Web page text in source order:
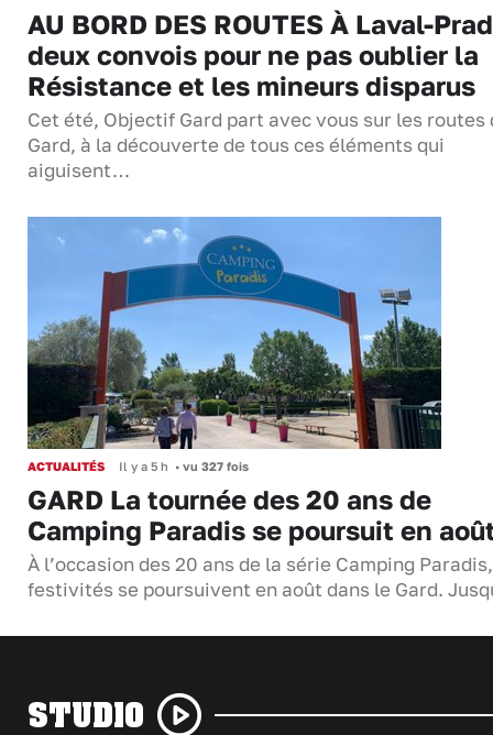
AU BORD DES ROUTES À Laval-
deux convois pour ne pas oublier la
Résistance et les mineurs disparus
Cet été, Objectif Gard part avec vous sur les routes
Gard, à la découverte de tous ces éléments qui
aiguisent…
ACTUALITÉS Il y a 5 h • vu 327 fois
GARD La tournée des 20 ans de
Camping Paradis se poursuit en
À l’occasion des 20 ans de la série Camping
festivités se poursuivent en août dans le Gard.
STUDIO